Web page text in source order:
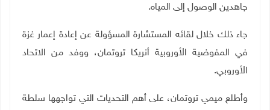
جاهدين الوصول إلى المياه.
جاء ذلك خلال لقائه المستشارة المسؤولة عن إعادة إعمار غزة
في المفوضية الأوروبية أنريكا تروتمان، ووفد من الاتحاد
الأوروبي.
وأطلع ميمي تروتمان، على أهم التحديات التي تواجهها سلطة